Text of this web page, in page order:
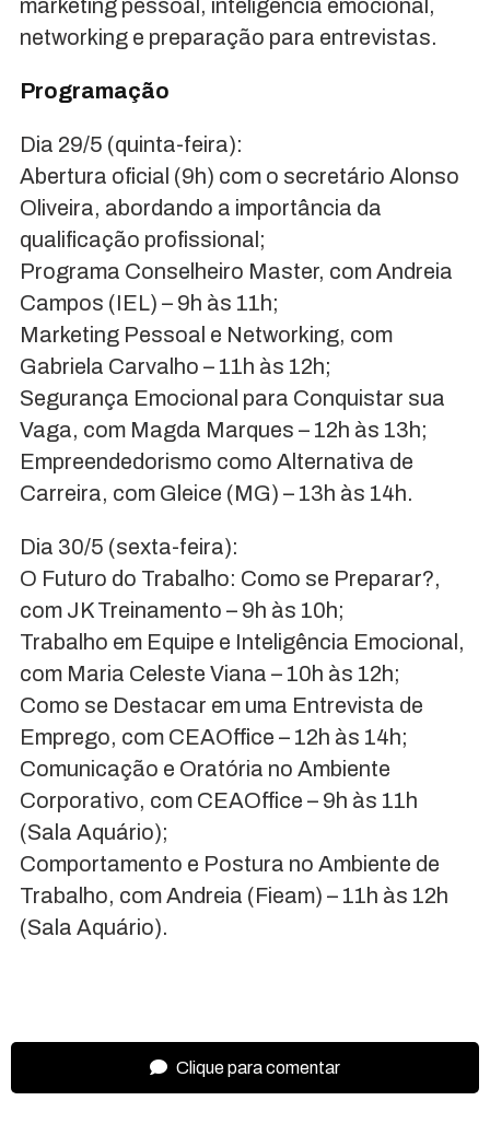
marketing pessoal, inteligência emocional,
networking e preparação para entrevistas.
Programação
Dia 29/5 (quinta-feira):
Abertura oficial (9h) com o secretário Alonso
Oliveira, abordando a importância da
qualificação profissional;
Programa Conselheiro Master, com Andreia
Campos (IEL) – 9h às 11h;
Marketing Pessoal e Networking, com
Gabriela Carvalho – 11h às 12h;
Segurança Emocional para Conquistar sua
Vaga, com Magda Marques – 12h às 13h;
Empreendedorismo como Alternativa de
Carreira, com Gleice (MG) – 13h às 14h.
Dia 30/5 (sexta-feira):
O Futuro do Trabalho: Como se Preparar?,
com JK Treinamento – 9h às 10h;
Trabalho em Equipe e Inteligência Emocional,
com Maria Celeste Viana – 10h às 12h;
Como se Destacar em uma Entrevista de
Emprego, com CEAOffice – 12h às 14h;
Comunicação e Oratória no Ambiente
Corporativo, com CEAOffice – 9h às 11h
(Sala Aquário);
Comportamento e Postura no Ambiente de
Trabalho, com Andreia (Fieam) – 11h às 12h
(Sala Aquário).
Clique para comentar